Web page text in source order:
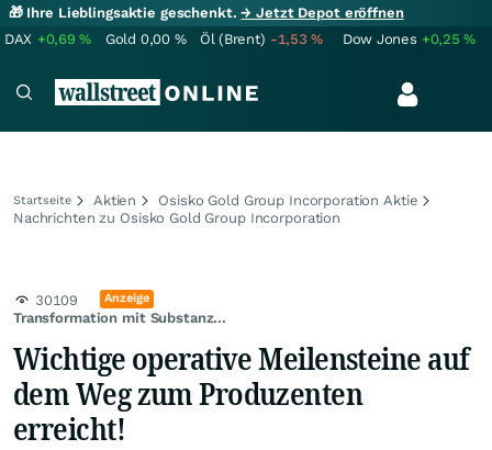
🎁 Ihre Lieblingsaktie geschenkt.→ Jetzt Depot eröffnen
DAX +0,69% Gold 0,00 % Öl (Brent) -1,53% Dow Jones +0,25%
Startseite Aktien
Osisko Gold Group Incorporation Aktie
Nachrichten zu Osisko Gold Group Incorporation
Transformation mit Substanz…
30109 Anzeige
Wichtige operative Meilensteine auf
dem Weg zum Produzenten
erreicht!